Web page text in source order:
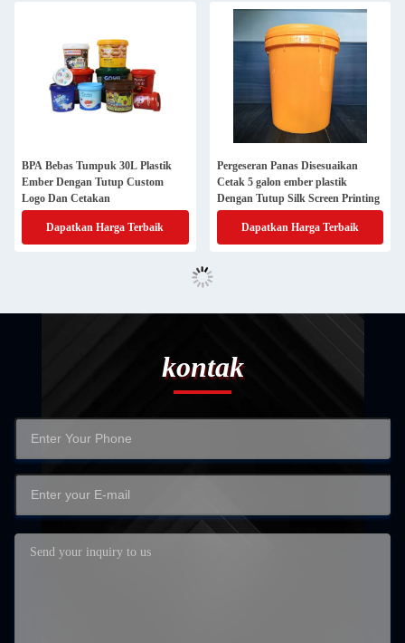
BPA Bebas Tumpuk 30L Plastik
Ember Dengan Tutup Custom
Logo Dan Cetakan
Dapatkan Harga Terbaik
Pergeseran Panas Disesuaikan
Cetak 5 galon ember plastik
Dengan Tutup Silk Screen Printing
Dapatkan Harga Terbaik
kontak